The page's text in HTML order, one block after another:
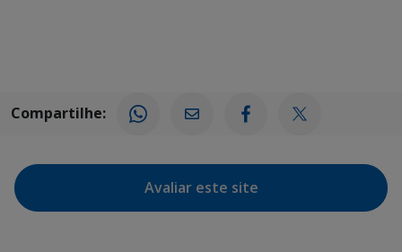
Compartilhe:
Avaliar este site